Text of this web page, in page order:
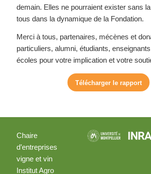
demain. Elles ne pourraient exister sans
tous dans la dynamique de la Fondation.
Merci à tous, partenaires, mécènes et
particuliers, alumni, étudiants,
écoles pour votre implication et votre
Télécharger le rapport
Chaire
d’entreprises
vigne et vin
Institut Agro